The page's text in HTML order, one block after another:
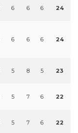
6 6 6 24
6 6 6 24
5 8 5 23
5 7 6 22
5 7 6 22